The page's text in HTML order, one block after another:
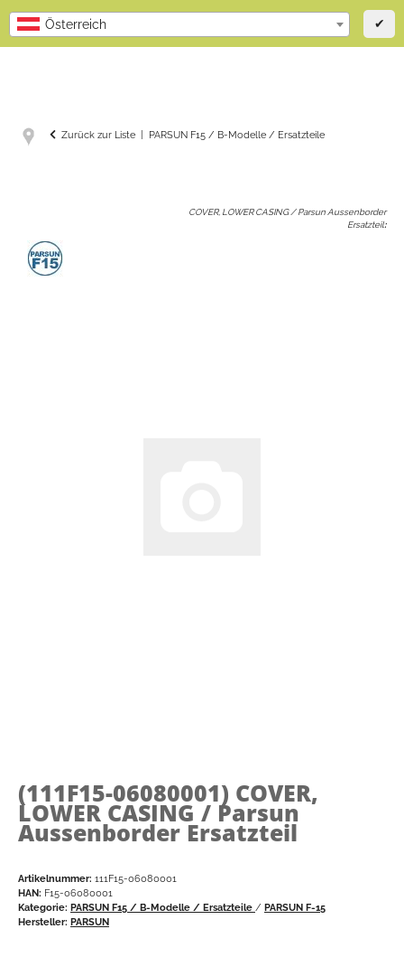
Österreich ✔
Zurück zur Liste PARSUN F15 / B-Modelle / Ersatzteile
COVER, LOWER CASING / Parsun Aussenborder
Ersatzteil:
(111F15-06080001) COVER,
LOWER CASING / Parsun
Aussenborder Ersatzteil
Artikelnummer: 111F15-06080001
HAN: F15-06080001
Kategorie: PARSUN F15 / B-Modelle / Ersatzteile / PARSUN F-15
Hersteller: PARSUN